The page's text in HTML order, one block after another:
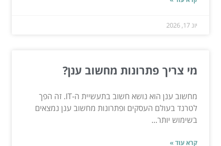
יונ 17, 2026
מי צריך פתרונות מחשוב ענן?
מחשוב ענן הוא נושא חשוב בתעשיית ה-IT. זה הפך
לטרנד בעולם העסקים ופתרונות מחשוב ענן נמצאים
בשימוש יותר...
קרא עוד »